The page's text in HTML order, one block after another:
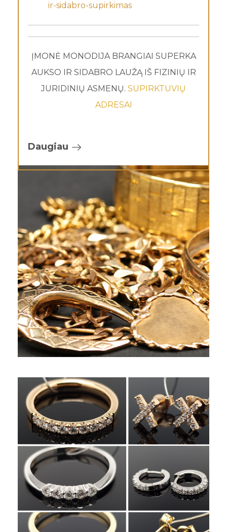
ir-sidabro-supirkimas
ĮMONĖ MONODIJA BRANGIAI SUPERKA
AUKSO IR SIDABRO LAUŽĄ IŠ FIZINIŲ IR
JURIDINIŲ ASMENŲ. SUPIRKTUVIŲ
ADRESAI
Daugiau